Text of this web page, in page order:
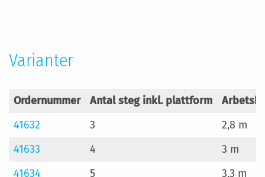
Varianter
Ordernummer Antal steg inkl. plattform
41632
3
2,8 m
41633
4
3 m
41634
5 3,3 m